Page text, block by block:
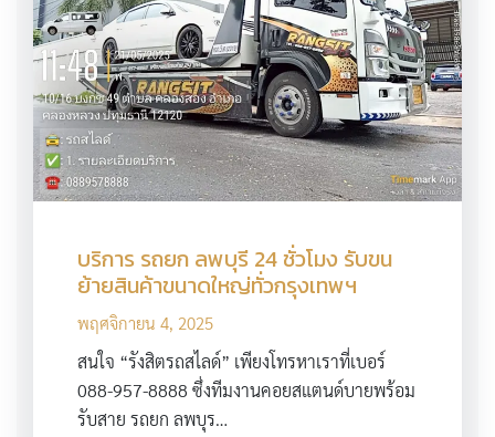
บริการ รถยก ลพบุรี 24 ชั่วโมง รับขน
ย้ายสินค้าขนาดใหญ่ทั่วกรุงเทพฯ
พฤศจิกายน 4, 2025
สนใจ “รังสิตรถสไลด์” เพียงโทรหาเราที่เบอร์
088-957-8888 ซึ่งทีมงานคอยสแตนด์บายพร้อม
รับสาย รถยก ลพบุร…